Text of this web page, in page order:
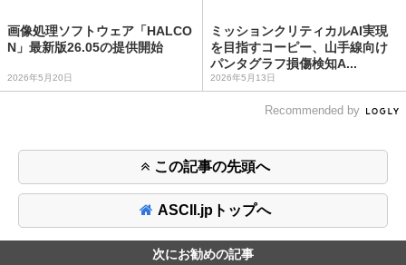
画像処理ソフトウェア「HALCO
N」最新版26.05の提供開始
2026年5月20日
ミッションクリティカルAI実現
を目指すコーピー、山手線向け
パンタグラフ損傷検知A...
2026年5月13日
Recommended by
この記事の先頭へ
ASCII.jpトップへ
次にお勧めの記事